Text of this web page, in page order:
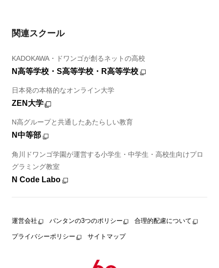
関連スクール
KADOKAWA・ドワンゴが創るネットの高校
N高等学校・S高等学校・R高等学校
日本発の本格的なオンライン大学
ZEN大学
N高グループと共通したあたらしい教育
N中等部
角川ドワンゴ学園が運営する小学生・中学生・高校生向けプロ
グラミング教室
N Code Labo
運営会社 バンタンの3つのポリシー 合理的配慮について
プライバシーポリシー サイトマップ